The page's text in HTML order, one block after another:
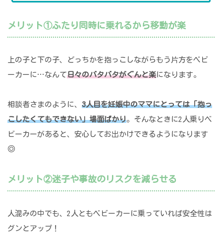
メリット①ふたり同時に乗れるから移動が楽
上の子と下の子、どっちかを抱っこしながらもう片方をベビ
ーカーに…なんて日々のバタバタがぐんと楽になります。
相談者さまのように、 3人目を妊娠中のママにとっては「抱っ
こしたくてもできない」場面ばかり。そんなときに2人乗りベ
ビーカーがあると、安心してお出かけできるようになります
◎
メリット②迷子や事故のリスクを減らせる
人混みの中でも、2人ともベビーカーに乗っていれば安全性は
グンとアップ！